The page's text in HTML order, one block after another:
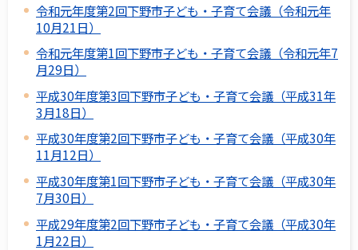
令和元年度第2回下野市子ども・子育て会議（令和元年
10月21日）
令和元年度第1回下野市子ども・子育て会議（令和元年7
月29日）
平成30年度第3回下野市子ども・子育て会議（平成31年
3月18日）
平成30年度第2回下野市子ども・子育て会議（平成30年
11月12日）
平成30年度第1回下野市子ども・子育て会議（平成30年
7月30日）
平成29年度第2回下野市子ども・子育て会議（平成30年
1月22日）